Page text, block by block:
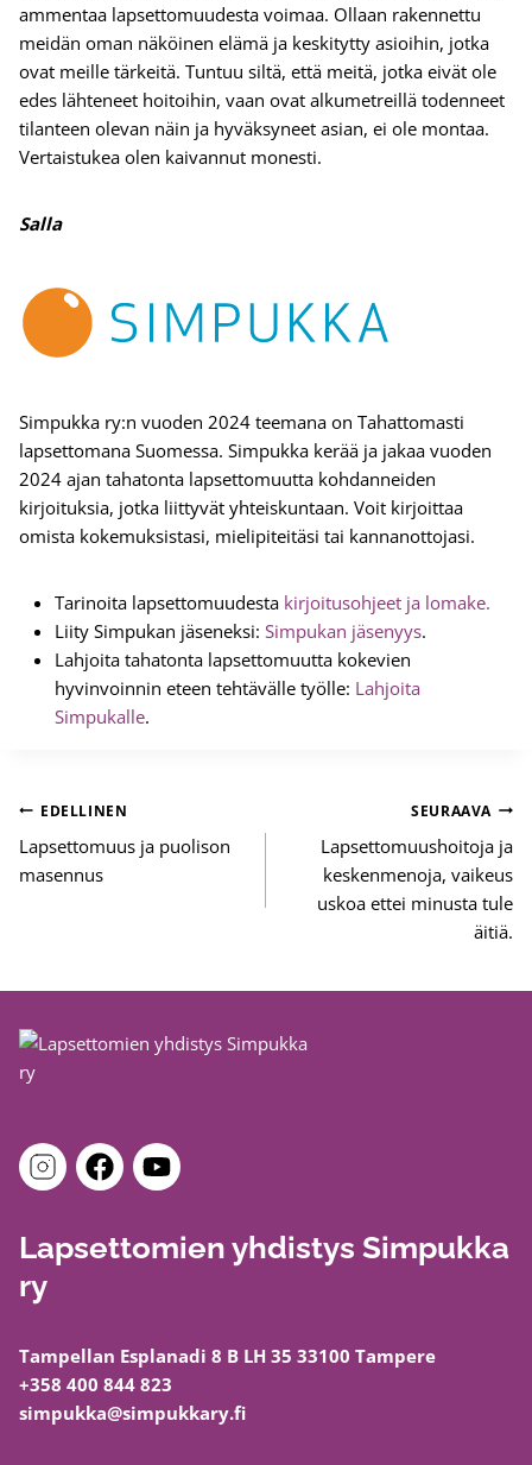
ammentaa lapsettomuudesta voimaa. Ollaan rakennettu
meidän oman näköinen elämä ja keskitytty asioihin, jotka
ovat meille tärkeitä. Tuntuu siltä, että meitä, jotka eivät ole
edes lähteneet hoitoihin, vaan ovat alkumetreillä todenneet
tilanteen olevan näin ja hyväksyneet asian, ei ole montaa.
Vertaistukea olen kaivannut monesti.
Salla
Simpukka ry:n vuoden 2024 teemana on Tahattomasti
lapsettomana Suomessa. Simpukka kerää ja jakaa vuoden
2024 ajan tahatonta lapsettomuutta kohdanneiden
kirjoituksia, jotka liittyvät yhteiskuntaan. Voit kirjoittaa
omista kokemuksistasi, mielipiteitäsi tai kannanottojasi.
Tarinoita lapsettomuudesta kirjoitusohjeet ja lomake.
Liity Simpukan jäseneksi: Simpukan jäsenyys.
Lahjoita tahatonta lapsettomuutta kokevien
hyvinvoinnin eteen tehtävälle työlle: Lahjoita
Simpukalle.
Artikkelien
selaus
EDELLINEN
Lapsettomuus ja puolison
masennus
SEURAAVA
Lapsettomuushoitoja ja
keskenmenoja, vaikeus
uskoa ettei minusta tule
äitiä.
Lapsettomien yhdistys Simpukka
ry
Tampellan Esplanadi 8 B LH 35 33100 Tampere
+358 400 844 823
simpukka@simpukkary.fi